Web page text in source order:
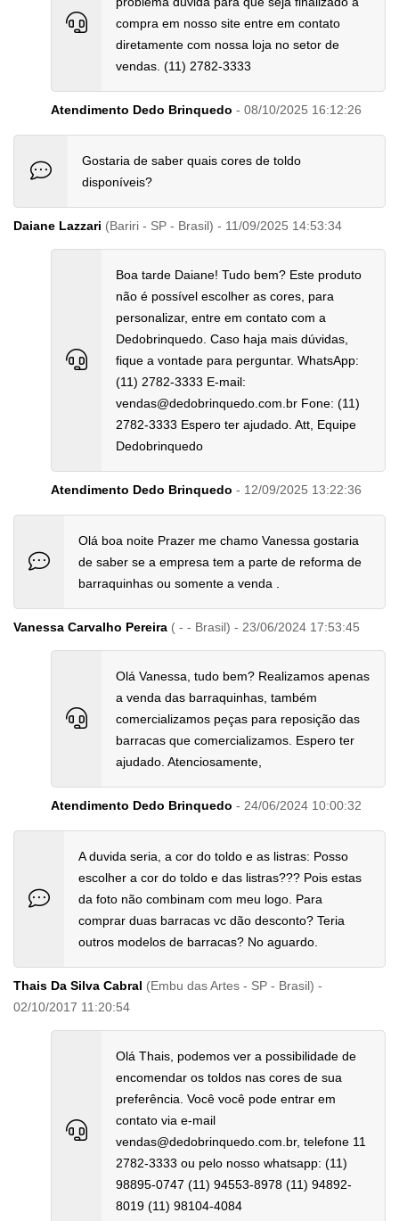
compra em nosso site entre em contato
diretamente com nossa loja no setor de
vendas. (11) 2782-3333
Atendimento Dedo Brinquedo - 08/10/2025 16:12:26
Gostaria de saber quais cores de toldo
disponíveis?
Daiane Lazzari (Bariri - SP - Brasil) - 11/09/2025 14:53:34
Boa tarde Daiane! Tudo bem? Este produto
não é possível escolher as cores, para
personalizar, entre em contato com a
Dedobrinquedo. Caso haja mais dúvidas,
fique a vontade para perguntar. WhatsApp:
(11) 2782-3333 E-mail:
vendas@dedobrinquedo.com.br Fone: (11)
2782-3333 Espero ter ajudado. Att, Equipe
Dedobrinquedo
Atendimento Dedo Brinquedo - 12/09/2025 13:22:36
Olá boa noite Prazer me chamo Vanessa gostaria
de saber se a empresa tem a parte de reforma de
barraquinhas ou somente a venda .
Vanessa Carvalho Pereira ( - - Brasil) - 23/06/2024 17:53:45
Olá Vanessa, tudo bem? Realizamos apenas
a venda das barraquinhas, também
comercializamos peças para reposição das
barracas que comercializamos. Espero ter
ajudado. Atenciosamente,
Atendimento Dedo Brinquedo - 24/06/2024 10:00:32
A duvida seria, a cor do toldo e as listras: Posso
escolher a cor do toldo e das listras??? Pois estas
da foto não combinam com meu logo. Para
comprar duas barracas vc dão desconto? Teria
outros modelos de barracas? No aguardo.
Thais Da Silva Cabral (Embu das Artes - SP - Brasil) -
02/10/2017 11:20:54
Olá Thais, podemos ver a possibilidade de
encomendar os toldos nas cores de sua
preferência. Você você pode entrar em
contato via e-mail
vendas@dedobrinquedo.com.br, telefone 11
2782-3333 ou pelo nosso whatsapp: (11)
98895-0747 (11) 94553-8978 (11) 94892-
8019 (11) 98104-4084